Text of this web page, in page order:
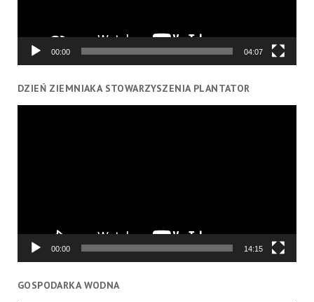
00:00 04:07
DZIEŃ ZIEMNIAKA STOWARZYSZENIA PLANTATOR
00:00 14:15
GOSPODARKA WODNA